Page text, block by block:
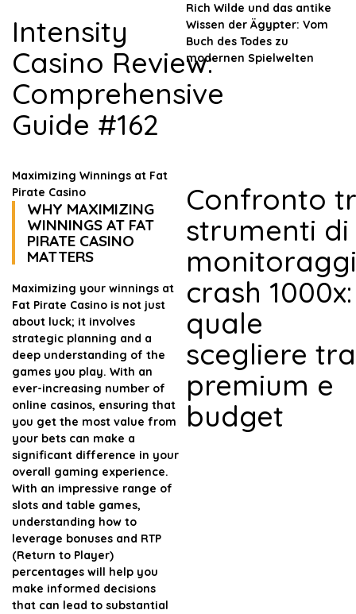
Intensity
Casino Review:
Comprehensive
Guide #162
Rich Wilde und das antike
Wissen der Ägypter: Vom
Buch des Todes zu
modernen Spielwelten
Maximizing Winnings at Fat
Pirate Casino
WHY MAXIMIZING
WINNINGS AT FAT
PIRATE CASINO
MATTERS
Maximizing your winnings at
Fat Pirate Casino is not just
about luck; it involves
strategic planning and a
deep understanding of the
games you play. With an
ever-increasing number of
online casinos, ensuring that
you get the most value from
your bets can make a
significant difference in your
overall gaming experience.
With an impressive range of
slots and table games,
understanding how to
leverage bonuses and RTP
(Return to Player)
percentages will help you
make informed decisions
that can lead to substantial
Confronto
strumenti di
crash 1000x:
quale
scegliere tra
premium e
budget